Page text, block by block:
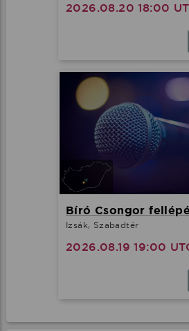
2026.08.20 18:00
Bíró Csongor
Izsák, Szabadtér
2026.08.19 19:00